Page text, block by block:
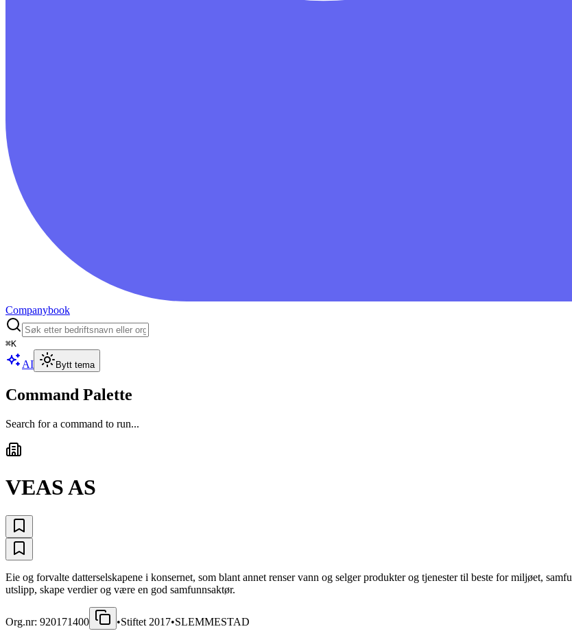
Companybook
⌘K
AI Bytt tema
Command Palette
Search for a command to run...
VEAS AS
Eie og forvalte datterselskapene i konsernet, som blant annet renser vann og selger produkter og tjenester til beste for miljøet,
utslipp, skape verdier og være en god samfunnsaktør.
Org.nr: 920171400 •Stiftet 2017•SLEMMESTAD